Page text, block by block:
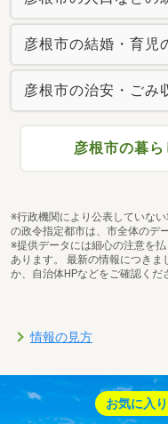
彦根市の結婚・育児
彦根市の治安・ごみ
彦根市の暮
※行政機関により公表していな
の政令指定都市は、市全体のデ
※提供データには細心の注意を
あります。 最新の情報につきま
か、自治体HPなどをご確認くだ
情報の見方
お気に入